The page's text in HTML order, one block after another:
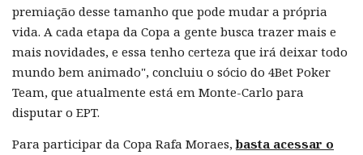
premiação desse tamanho que pode mudar a própria
vida. A cada etapa da Copa a gente busca trazer mais e
mais novidades, e essa tenho certeza que irá deixar todo
mundo bem animado", concluiu o sócio do 4Bet Poker
Team, que atualmente está em Monte-Carlo para
disputar o EPT.
Para participar da Copa Rafa Moraes,basta acessar o